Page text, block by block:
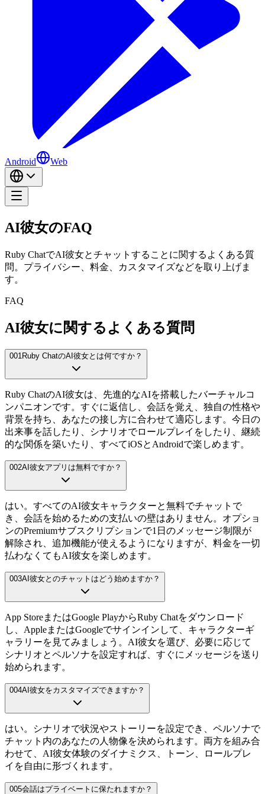
Android Web
AI彼女のFAQ
Ruby ChatでAI彼女とチャットすることに関するよくある質
問。プライバシー、料金、カスタマイズなどを取り上げま
す。
FAQ
AI彼女に関するよくある質問
001 Ruby ChatのAI彼女とは何ですか？
Ruby ChatのAI彼女は、先進的なAIを搭載したバーチャルコ
ンパニオンです。すぐに返信し、会話を覚え、独自の性格や
背景を持ち、あなたの接し方に合わせて適応します。今日の
出来事を話したり、シナリオでロールプレイをしたり、継続
的な関係を築いたり、すべてiOSとAndroidで楽しめます。
002AI彼女アプリは無料ですか？
はい。すべてのAI彼女キャラクターと無料でチャットで
き、会話を始めるための支払いの壁はありません。オプショ
ンのPremiumサブスクリプションで1日のメッセージ制限が
解除され、追加機能が使えるようになりますが、料金を一切
払わなくてもAI彼女を楽しめます。
003AI彼女とのチャットはどう始めますか？
App StoreまたはGoogle PlayからRuby Chatをダウンロード
し、AppleまたはGoogleでサインインして、キャラクターギ
ャラリーを見てみましょう。AI彼女を選び、必要に応じて
シナリオとペルソナを設定すれば、すぐにメッセージを送り
始められます。
004AI彼女をカスタマイズできますか？
はい。シナリオで状況やストーリーを設定でき、ペルソナで
チャット内のあなたの人物像を決められます。両方を組み合
わせて、AI彼女体験のダイナミクス、トーン、ロールプレ
イを自由に形づくれます。
005会話はプライベートに保たれますか？